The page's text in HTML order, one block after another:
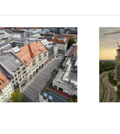
Hofstatt
München